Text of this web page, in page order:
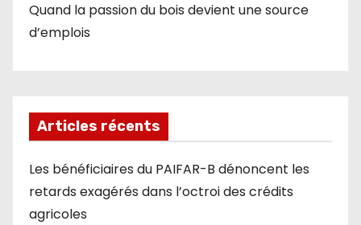
Quand la passion du bois devient une source
d’emplois
Articles récents
Les bénéficiaires du PAIFAR-B dénoncent les
retards exagérés dans l’octroi des crédits
agricoles